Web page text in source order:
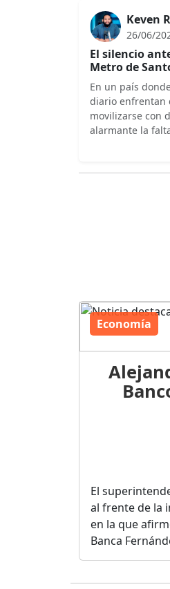
Keven
26/06/
El silencio
Metro de
En un país
diario enfrentan
movilizarse con
alarmante la
Economía
El
al frente de la
en la que
Banca